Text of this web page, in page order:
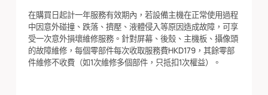
在購買日起計一年服務有效期內，若設備主機在正常使用過程
中因意外碰撞、跌落、擠壓、液體侵入等原因造成故障，可享
受一次意外損壞維修服務。針對屏幕、後殼、主機板、攝像頭
的故障維修，每個零部件每次收取服務費HKD179，其餘零部
件維修不收費（如1次維修多個部件，只抵扣1次權益）。